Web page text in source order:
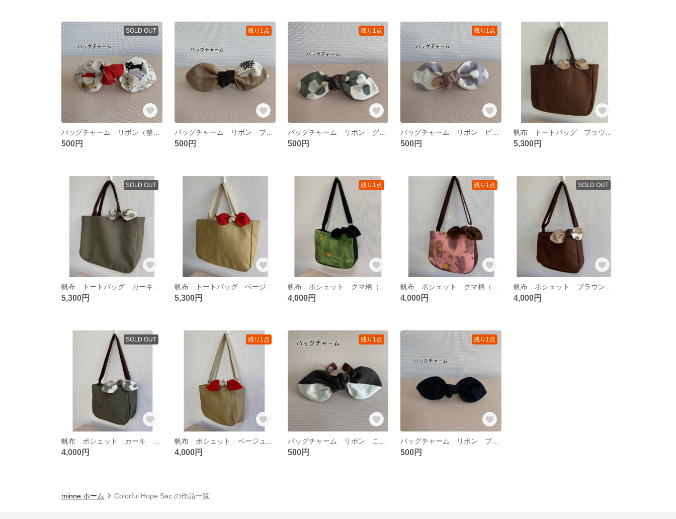
SOLD OUT
500円
残り1点
バッグチャーム リボン ブラウン（レトロフラワー柄）ヘアアクセサリー 傘の目印
500円
残り1点
バッグチャーム リボン グリーン（レトロフラワー柄）ヘアアクセサリー 傘の目印
500円
残り1点
500円 5,300円
SOLD OUT
5,300円 5,300円
残り1点
4,000円
残り1点
4,000円
SOLD OUT
4,000円
SOLD OUT
4,000円
残り1点
4,000円
残り1点
500円
残り1点
500円
minne ホーム Colorful Hope Sac の作品一覧